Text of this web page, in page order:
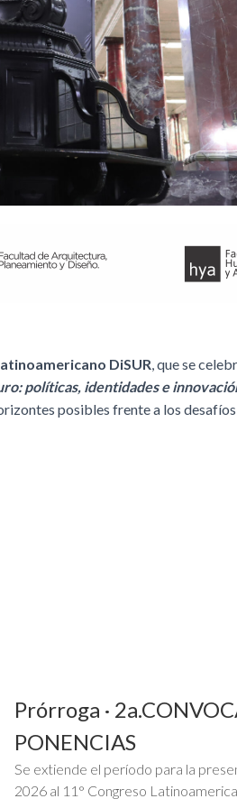
DiSUR, que se
políticas, identidades e
posibles frente a los
Prórroga ·
PONENCIAS
Se extiende el período para la
2026 al 11° Congreso